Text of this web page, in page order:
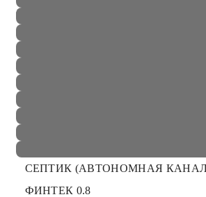
СЕПТИК (АВТОНОМНАЯ
ФИНТЕК 0.8